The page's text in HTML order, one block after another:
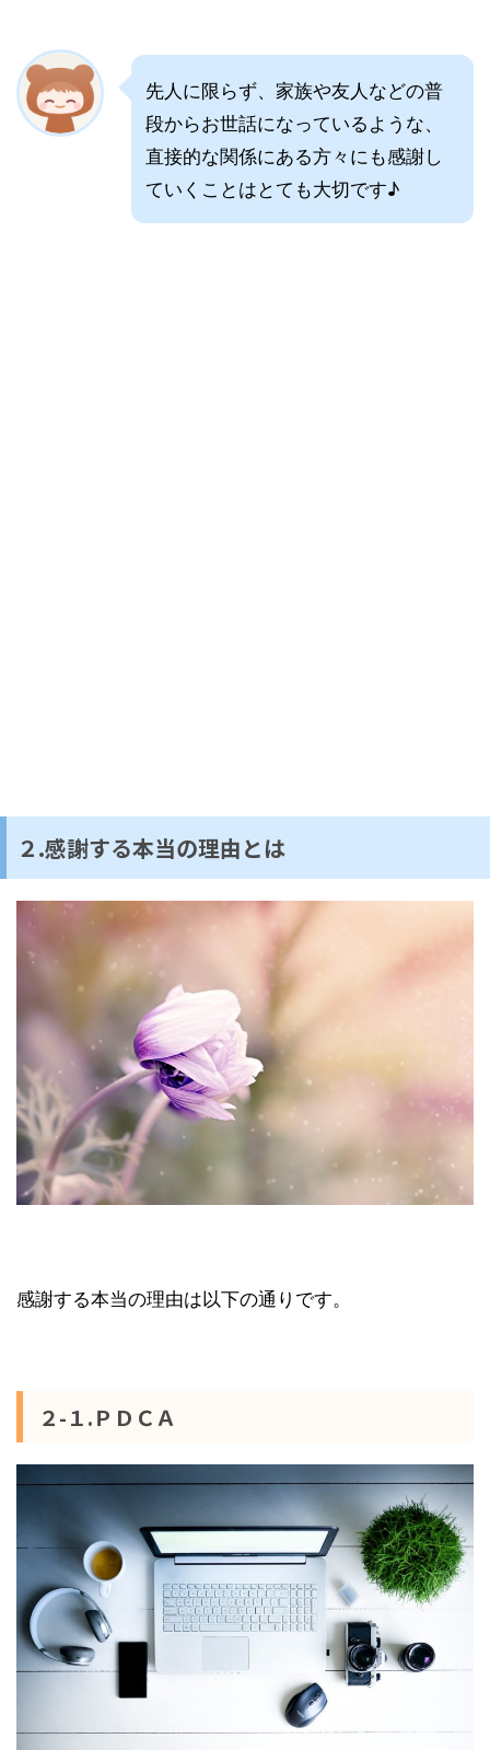
先人に限らず、家族や友人などの普
段からお世話になっているような、
直接的な関係にある方々にも感謝し
ていくことはとても大切です♪
２.感謝する本当の理由とは
感謝する本当の理由は以下の通りです。
２-１.ＰＤＣＡ